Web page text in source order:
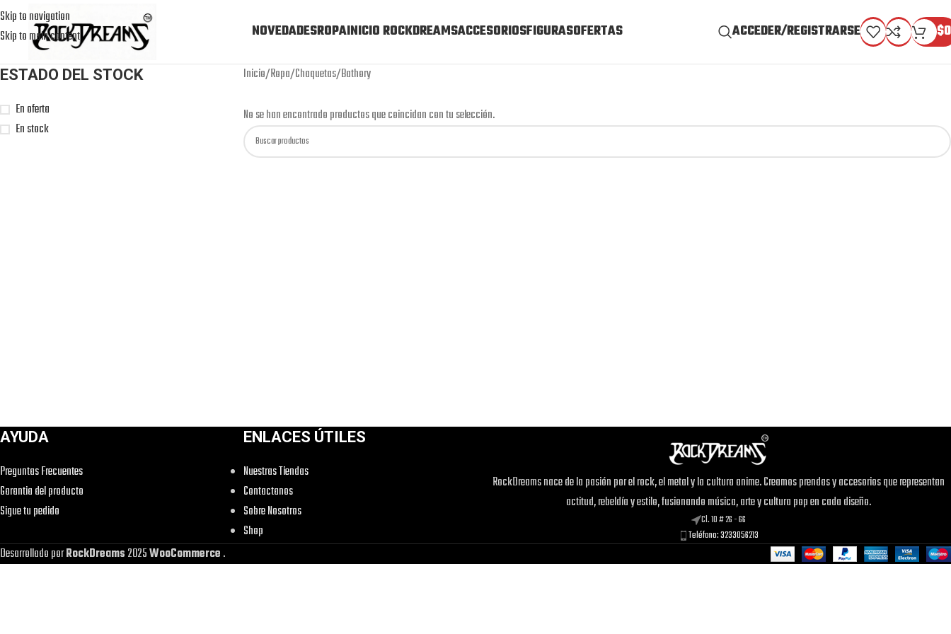
Skip to navigation
Skip to main content
NOVEDADESROPAINICIO ROCKDREAMSACCESORIOSFIGURASOFERTAS ACCEDER/REGISTRARSE $0
ESTADO DEL STOCK
En oferta
En stock
Inicio Ropa Chaquetas Bathory
No se han encontrado productos que coincidan con tu selección.
AYUDA
Preguntas Frecuentes
Garantia del producto
Sigue tu pedido
ENLACES ÚTILES
Nuestras Tiendas
Contactanos
Sobre Nosotros
Shop
RockDreams nace de la pasión por el rock, el metal y la cultura anime. Creamos prendas y accesorios que representan
actitud, rebeldía y estilo, fusionando música, arte y cultura pop en cada diseño.
Cl. 10 # 26 - 66
Teléfono: 3233056213
Desarrollado porRockDreams2025WooCommerce.